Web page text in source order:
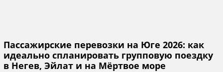
Пассажирские перевозки на Юге 2026: как
идеально спланировать групповую поездку
в Негев, Эйлат и на Мёртвое море